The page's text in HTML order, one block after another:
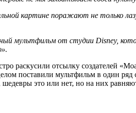
картине поражают не только
мультфильм от студии Disney,
раскусили отсылку создателей
поставили мультфильм в один
это или нет, но на них